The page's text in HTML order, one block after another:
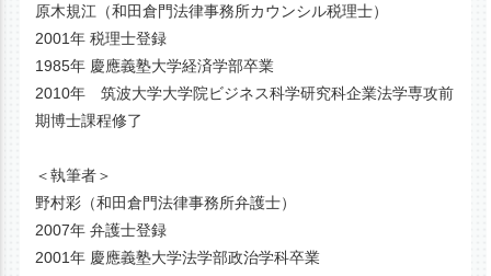
原木規江（和田倉門法律事務所カウンシル税理士）
2001年 税理士登録
1985年 慶應義塾大学経済学部卒業
2010年 筑波大学大学院ビジネス科学研究科企業法学専攻前
期博士課程修了
＜執筆者＞
野村彩（和田倉門法律事務所弁護士）
2007年 弁護士登録
2001年 慶應義塾大学法学部政治学科卒業